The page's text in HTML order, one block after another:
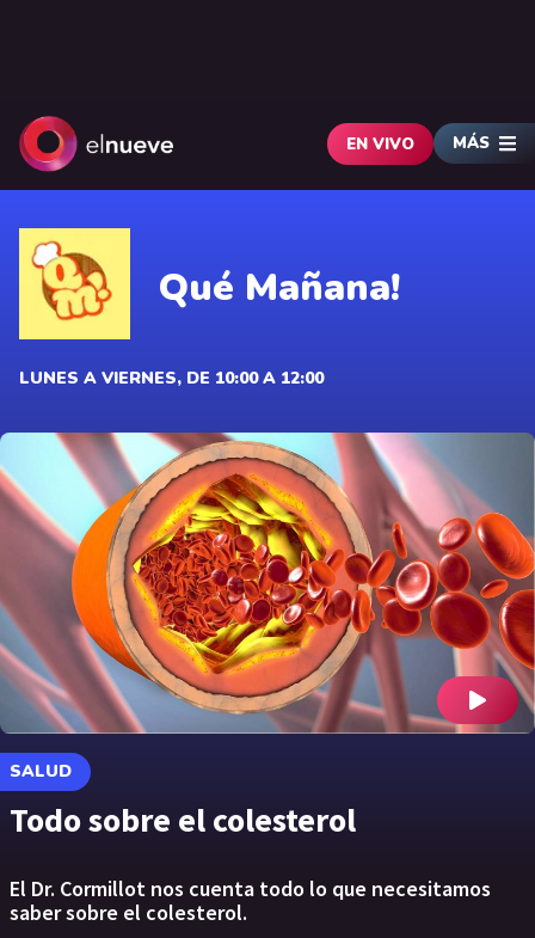
EN VIVO MÁS
Qué Mañana!
LUNES A VIERNES, DE 10:00 A 12:00
SALUD
Todo sobre el colesterol
El Dr. Cormillot nos cuenta todo lo que necesitamos
saber sobre el colesterol.